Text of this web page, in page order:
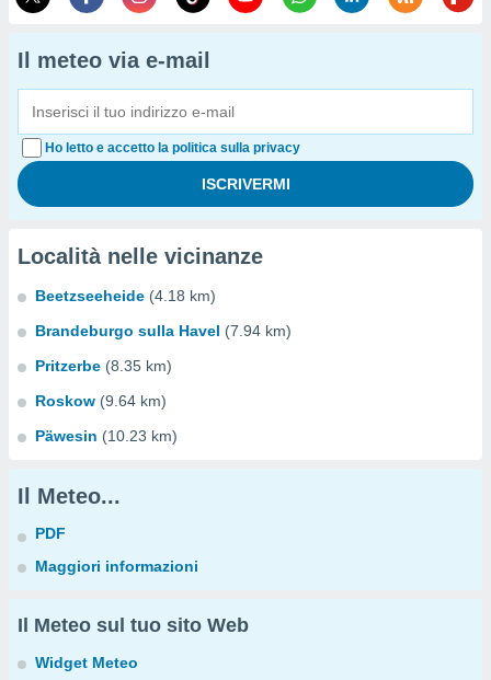
Il meteo via e-mail
Ho letto e accetto la politica sulla privacy
Località nelle vicinanze
Beetzseeheide (4.18 km)
Brandeburgo sulla Havel (7.94 km)
Pritzerbe (8.35 km)
Roskow (9.64 km)
Päwesin (10.23 km)
Il Meteo...
PDF
Maggiori informazioni
Il Meteo sul tuo sito Web
Widget Meteo